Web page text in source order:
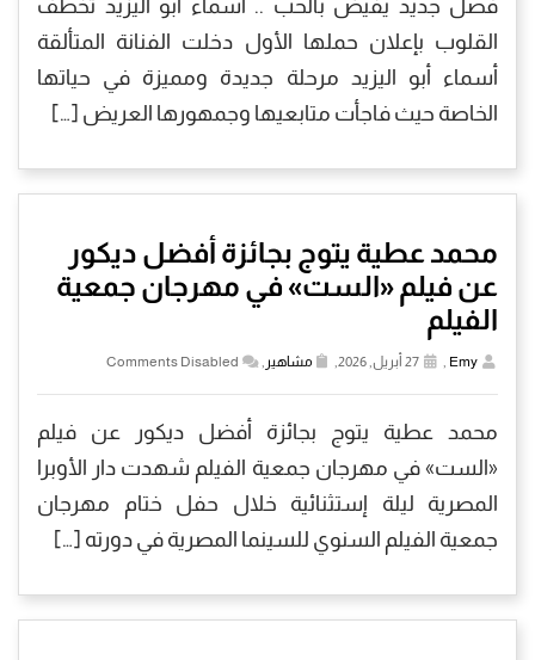
فصل جديد يفيض بالحب .. أسماء أبو اليزيد تخطف
القلوب بإعلان حملها الأول دخلت الفنانة المتألقة
أسماء أبو اليزيد مرحلة جديدة ومميزة في حياتها
الخاصة حيث فاجأت متابعيها وجمهورها العريض […]
محمد عطية يتوج بجائزة أفضل ديكور
عن فيلم «الست» في مهرجان جمعية
الفيلم
Emy
, مشاهير ,
Comments Disabled
محمد عطية يتوج بجائزة أفضل ديكور عن فيلم
«الست» في مهرجان جمعية الفيلم شهدت دار الأوبرا
المصرية ليلة إستثنائية خلال حفل ختام مهرجان
جمعية الفيلم السنوي للسينما المصرية في دورته […]